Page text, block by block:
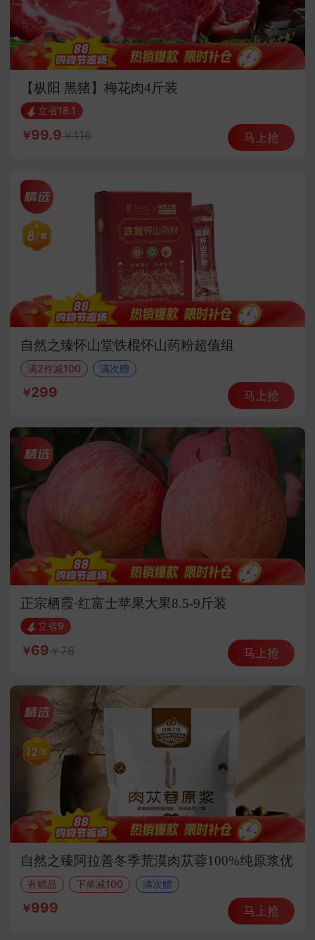
【枞阳 黑猪】梅花肉4斤装
立省18.1
99.9 118 马上抢
自然之臻怀山堂铁棍怀山药粉超值组
满2件减100 满次赠
299 马上抢
正宗栖霞·红富士苹果大果8.5-9斤装
立省9
69 78 马上抢
自然之臻阿拉善冬季荒漠肉苁蓉100%纯原浆优
选组
有赠品 下单减100 满次赠
999 马上抢